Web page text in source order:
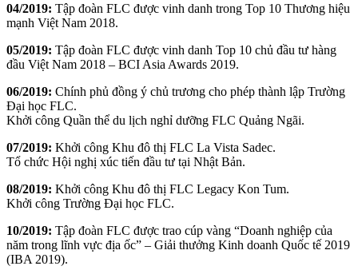
04/2019: Tập đoàn FLC được vinh danh trong Top 10 Thương hiệu
mạnh Việt Nam 2018.
05/2019: Tập đoàn FLC được vinh danh Top 10 chủ đầu tư hàng
đầu Việt Nam 2018 – BCI Asia Awards 2019.
06/2019: Chính phủ đồng ý chủ trương cho phép thành lập Trường
Đại học FLC.
Khởi công Quần thể du lịch nghỉ dưỡng FLC Quảng Ngãi.
07/2019: Khởi công Khu đô thị FLC La Vista Sadec.
Tổ chức Hội nghị xúc tiến đầu tư tại Nhật Bản.
08/2019: Khởi công Khu đô thị FLC Legacy Kon Tum.
Khởi công Trường Đại học FLC.
10/2019: Tập đoàn FLC được trao cúp vàng “Doanh nghiệp của
năm trong lĩnh vực địa ốc” – Giải thưởng Kinh doanh Quốc tế 2019
(IBA 2019).